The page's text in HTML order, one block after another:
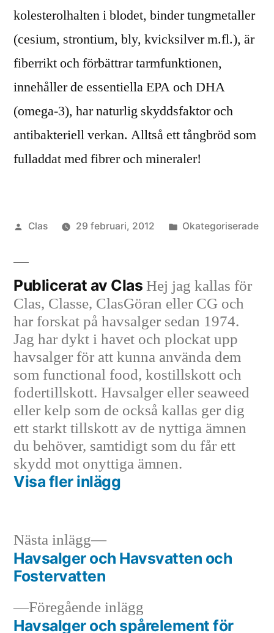
kolesterolhalten i blodet, binder tungmetaller
(cesium, strontium, bly, kvicksilver m.fl.), är
fiberrikt och förbättrar tarmfunktionen,
innehåller de essentiella EPA och DHA
(omega-3), har naturlig skyddsfaktor och
antibakteriell verkan. Alltså ett tångbröd som
fulladdat med fibrer och mineraler!
Publicerat
Clas 29 februari, 2012
Publicerat
Okategoriserade
Publicerat av Clas Hej jag kallas för
Clas, Classe, ClasGöran eller CG och
har forskat på havsalger sedan 1974.
Jag har dykt i havet och plockat upp
havsalger för att kunna använda dem
som functional food, kostillskott och
fodertillskott. Havsalger eller seaweed
eller kelp som de också kallas ger dig
ett starkt tillskott av de nyttiga ämnen
du behöver, samtidigt som du får ett
skydd mot onyttiga ämnen.
Visa fler inlägg
Inläggsnavigering
Föregående inlägg
inlägg:
Havsalger och spårelement för
Nästa inlägg
Nästa
inlägg:
Havsalger och Havsvatten och
Fostervatten